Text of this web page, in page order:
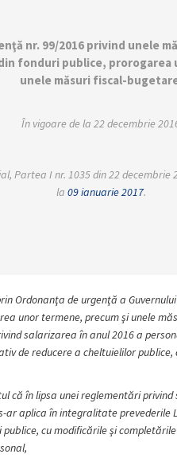
nr. 99/2016 privind unele
fonduri publice, prorogarea
unele măsuri fiscal-
În vigoare de la 22 decembrie
Partea I nr. 1035 din 22 decembrie
la 09 ianuarie 2017.
Ordonanţa de urgenţă a Guvernului
unor termene, precum şi unele
salarizarea în anul 2016 a
de reducere a cheltuielilor
că în lipsa unei reglementări
ar aplica în integralitate prevederile
cu modificările şi